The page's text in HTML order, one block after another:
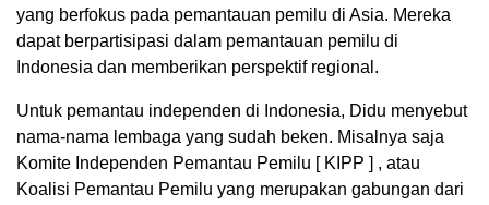
yang berfokus pada pemantauan pemilu di Asia. Mereka
dapat berpartisipasi dalam pemantauan pemilu di
Indonesia dan memberikan perspektif regional.
Untuk pemantau independen di Indonesia, Didu menyebut
nama-nama lembaga yang sudah beken. Misalnya saja
Komite Independen Pemantau Pemilu [ KIPP ] , atau
Koalisi Pemantau Pemilu yang merupakan gabungan dari